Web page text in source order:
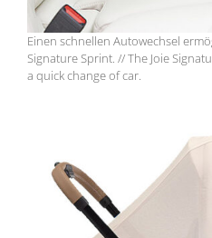
Einen schnellen Autowechsel
Signature Sprint. // The Joie
a quick change of car.